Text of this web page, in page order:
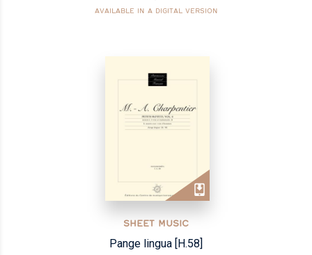
AVAILABLE IN A DIGITAL VERSION
SHEET MUSIC
Pange lingua [H.58]